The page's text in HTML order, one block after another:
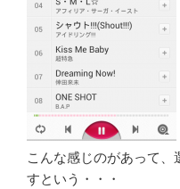
こんな感じのがあって、
すという・・・